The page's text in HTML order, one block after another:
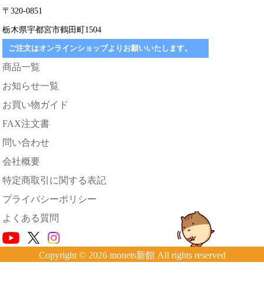
〒320-0851
栃木県宇都宮市鶴田町1504
ご注文はオンラインショップよりお願いいたします。
商品一覧
お知らせ一覧
お買い物ガイド
FAX注文書
問い合わせ
会社概要
特定商取引に関する表記
プライバシーポリシー
よくある質問
Copyright © 2026 monets新館 All rights reserved